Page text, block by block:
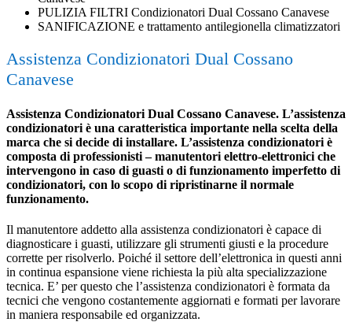
PULIZIA FILTRI Condizionatori Dual Cossano Canavese
SANIFICAZIONE e trattamento antilegionella climatizzatori
Assistenza Condizionatori Dual Cossano
Canavese
Assistenza Condizionatori Dual Cossano Canavese. L’assistenza
condizionatori è una caratteristica importante nella scelta della
marca che si decide di installare. L’assistenza condizionatori è
composta di professionisti – manutentori elettro-elettronici che
intervengono in caso di guasti o di funzionamento imperfetto di
condizionatori, con lo scopo di ripristinarne il normale
funzionamento.
Il manutentore addetto alla assistenza condizionatori è capace di
diagnosticare i guasti, utilizzare gli strumenti giusti e la procedure
corrette per risolverlo. Poiché il settore dell’elettronica in questi anni
in continua espansione viene richiesta la più alta specializzazione
tecnica. E’ per questo che l’assistenza condizionatori è formata da
tecnici che vengono costantemente aggiornati e formati per lavorare
in maniera responsabile ed organizzata.